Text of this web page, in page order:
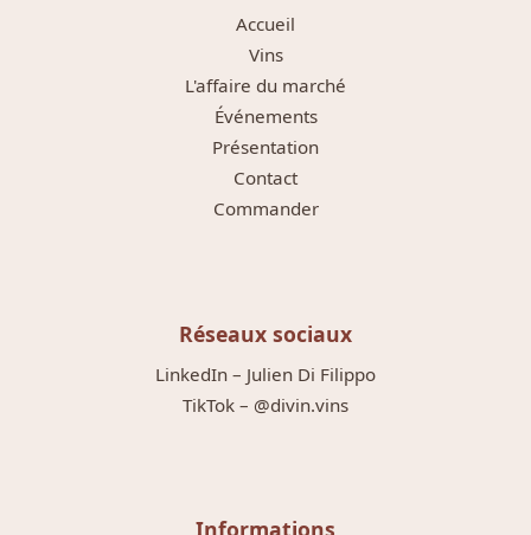
Accueil
Vins
L'affaire du marché
Événements
Présentation
Contact
Commander
Réseaux sociaux
LinkedIn – Julien Di Filippo
TikTok – @divin.vins